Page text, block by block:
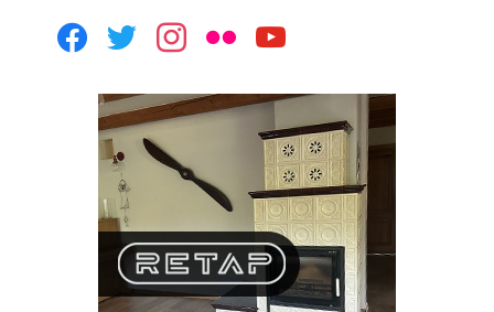
facebooktwitterinstagram
flickr youtube